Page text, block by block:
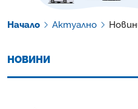
Начало Актуално
НОВИНИ